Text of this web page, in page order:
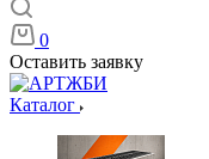
0
Оставить заявку
Каталог